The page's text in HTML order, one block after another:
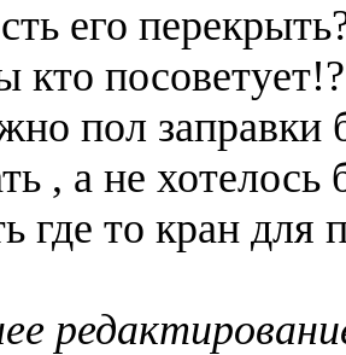
его
кто посоветует!?
пол заправки
, а не хотелось
где то кран для